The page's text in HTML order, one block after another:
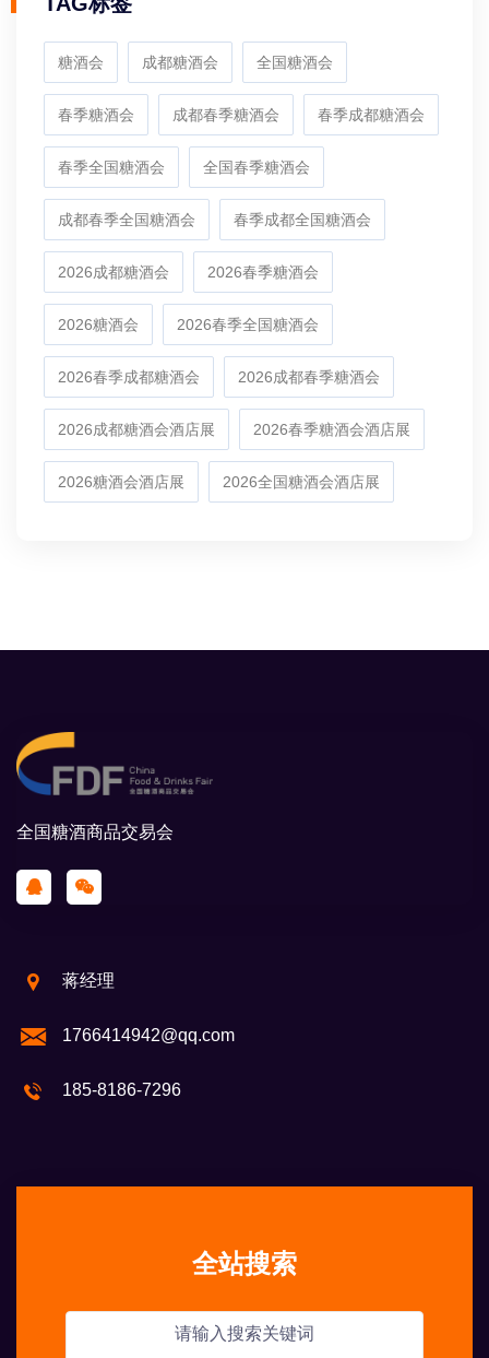
糖酒会 成都糖酒会 全国糖酒会
春季糖酒会 成都春季糖酒会 春季成都糖酒会
春季全国糖酒会 全国春季糖酒会
成都春季全国糖酒会 春季成都全国糖酒会
2026成都糖酒会 2026春季糖酒会
2026糖酒会 2026春季全国糖酒会
2026春季成都糖酒会 2026成都春季糖酒会
2026成都糖酒会酒店展 2026春季糖酒会酒店展
2026糖酒会酒店展 2026全国糖酒会酒店展
全国糖酒商品交易会
蒋经理
1766414942@qq.com
185-8186-7296
全站搜索